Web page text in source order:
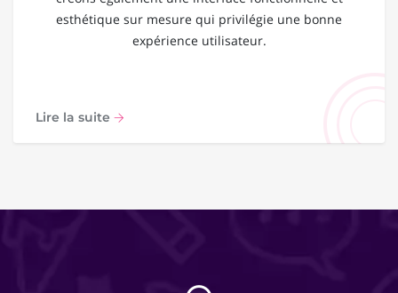
esthétique sur mesure qui privilégie une bonne
expérience utilisateur.
Lire la suite